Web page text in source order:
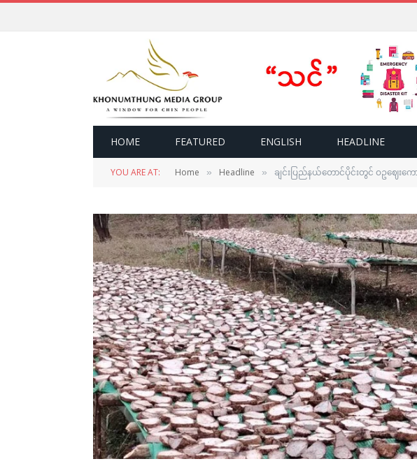
HOME FEATURED ENGLISH HEADLINE
YOU ARE AT: Home » Headline » ချင်းပြည်နယ်တောင်ပိုင်းတွင် ဝဥဈေးက